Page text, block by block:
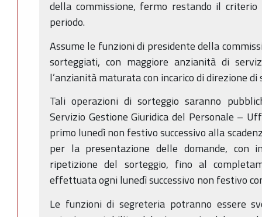
della commissione, fermo restando il
periodo.
Assume le funzioni di presidente della
sorteggiati, con maggiore anzianità di
l’anzianità maturata con incarico di direzione
Tali operazioni di sorteggio saranno
Servizio Gestione Giuridica del Personale –
primo lunedì non festivo successivo alla
per la presentazione delle domande, con
ripetizione del sorteggio, fino al
effettuata ogni lunedì successivo non festivo
Le funzioni di segreteria potranno essere